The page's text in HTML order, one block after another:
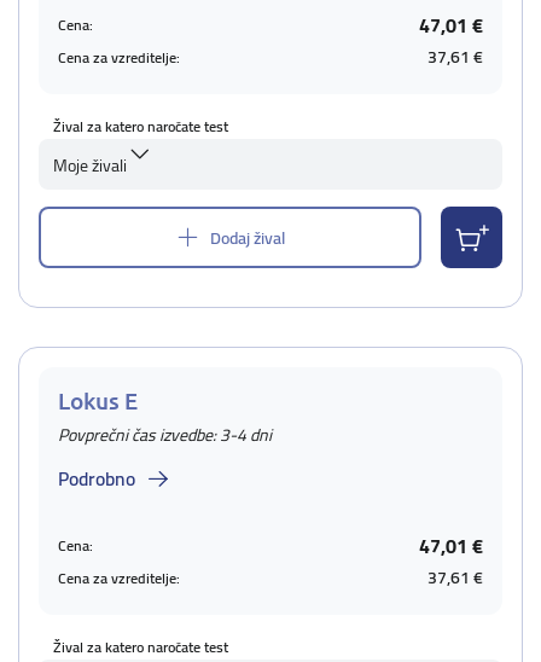
Cena: 47,01 €
Cena za vzreditelje: 37,61 €
Žival za katero naročate test
Moje živali
Dodaj žival
Lokus E
Povprečni čas izvedbe: 3-4 dni
Podrobno
Cena: 47,01 €
Cena za vzreditelje: 37,61 €
Žival za katero naročate test